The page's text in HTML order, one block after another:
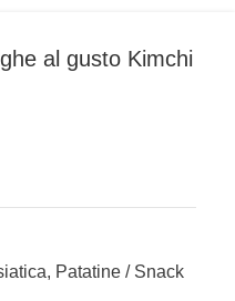
al gusto Kimchi
, Patatine / Snack